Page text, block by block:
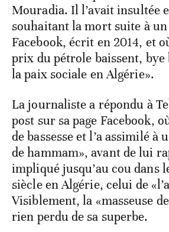
Mouradia. Il l’avait insultée
souhaitant la mort suite à
Facebook, écrit en 2014, et
prix du pétrole baissent, bye
la paix sociale en Algérie».
La journaliste a répondu à
post sur sa page Facebook,
de bassesse et l’a assimilé à
de hammam», avant de lui
impliqué jusqu’au cou dans
siècle en Algérie, celui de
Visiblement, la «masseuse
rien perdu de sa superbe.